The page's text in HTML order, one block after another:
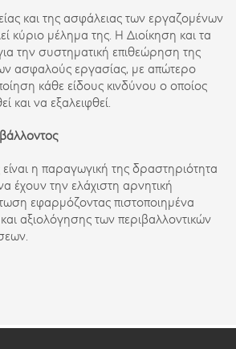
και της ασφάλειας των εργαζομένων
κύριο μέλημα της. Η Διοίκηση και τα
την συστηματική επιθεώρηση της
ασφαλούς εργασίας, με απώτερο
κάθε είδους κινδύνου ο οποίος
και να εξαλειφθεί.
είναι η παραγωγική της δραστηριότητα
έχουν την ελάχιστη αρνητική
εφαρμόζοντας πιστοποιημένα
αξιολόγησης των περιβαλλοντικών